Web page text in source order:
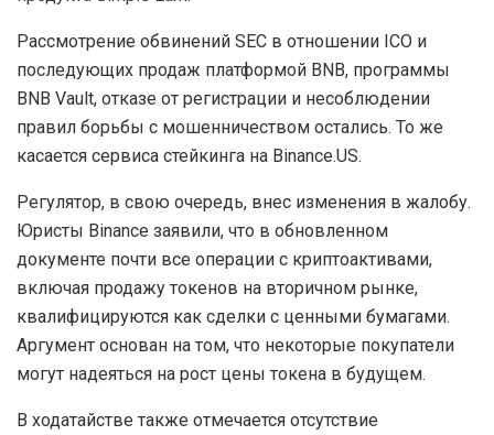
Рассмотрение обвинений SEC в отношении ICO и
последующих продаж платформой BNB, программы
BNB Vault, отказе от регистрации и несоблюдении
правил борьбы с мошенничеством остались. То же
касается сервиса стейкинга на Binance.US.
Регулятор, в свою очередь, внес изменения в жалобу.
Юристы Binance заявили, что в обновленном
документе почти все операции с криптоактивами,
включая продажу токенов на вторичном рынке,
квалифицируются как сделки с ценными бумагами.
Аргумент основан на том, что некоторые покупатели
могут надеяться на рост цены токена в будущем.
В ходатайстве также отмечается отсутствие